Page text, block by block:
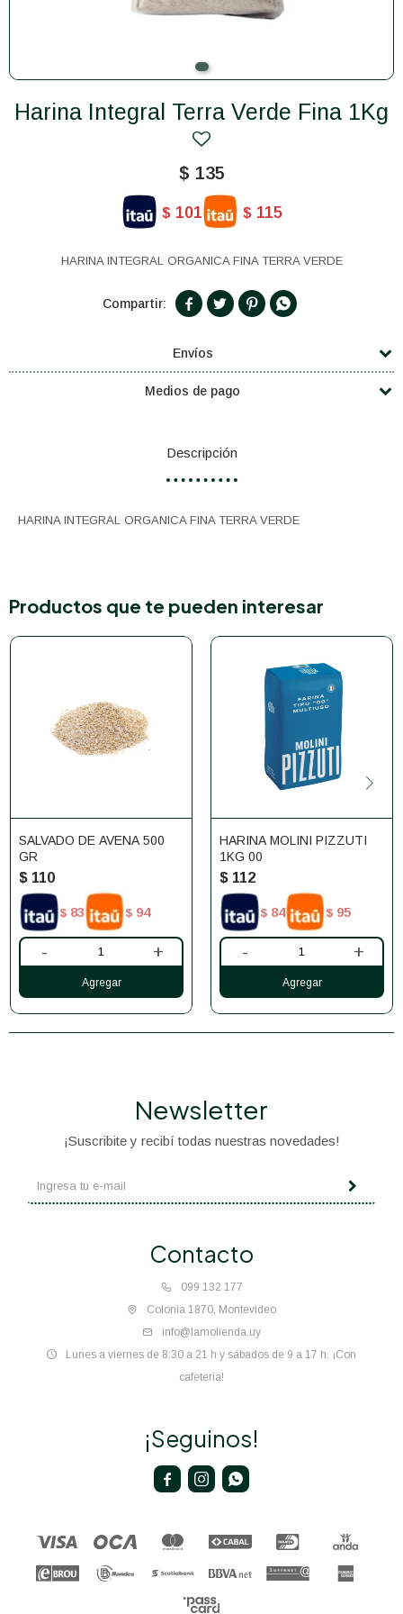
Harina Integral Terra Verde Fina 1Kg
$ 135
$ 101 $ 115
HARINA INTEGRAL ORGANICA FINA TERRA VERDE
   
Envíos
Medios de pago
Descripción
HARINA INTEGRAL ORGANICA FINA TERRA VERDE
Productos que te pueden interesar
SALVADO DE AVENA 500
GR
$ 110
$ 83 $ 94
- +
HARINA MOLINI PIZZUTI
1KG 00
$ 112
$ 84 $ 95
- +
Contacto
099 132 177
Colonia 1870, Montevideo
info@lamolienda.uy
Lunes a viernes de 8:30 a 21 h y sábados de 9 a 17 h. ¡Con
cafetería!
Newsletter
¡Suscribite y recibí todas nuestras novedades!
¡Seguinos!
  